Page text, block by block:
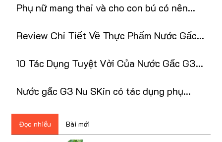
Phụ nữ mang thai và cho con bú có nên
Review Chi Tiết Về Thực Phẩm Nước Gấc
10 Tác Dụng Tuyệt Vời Của Nước Gấc G3
Nước gấc G3 Nu SKin có tác dụng phụ
Đọc nhiều Bài mới